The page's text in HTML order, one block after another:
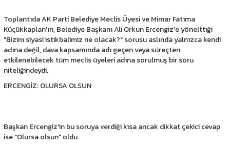
Toplantıda AK Parti Belediye Meclis Üyesi ve Mimar Fatıma
Küçükkaplan'ın, Belediye Başkanı Ali Orkun Ercengiz'e yönelttiği
"Bizim siyasi istikbalimiz ne olacak?" sorusu aslında yalnızca kendi
adına değil, dava kapsamında adı geçen veya süreçten
etkilenebilecek tüm meclis üyeleri adına sorulmuş bir soru
niteliğindeydi.
ERCENGİZ: OLURSA OLSUN
Başkan Ercengiz'in bu soruya verdiği kısa ancak dikkat çekici cevap
ise "Olursa olsun" oldu.